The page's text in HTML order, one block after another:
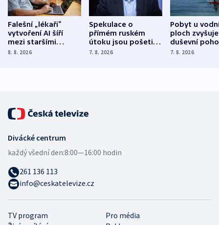
Falešní „lékaři“
vytvoření AI šíří
mezi staršími
Poláky nebezpečné
8. 8. 2026
Spekulace o
přímém ruském
útoku jsou pošetilé,
míní estonský
7. 8. 2026
Pobyt u
ploch zvyšuje
duševní
ukázala
7. 8. 2026
TV program
Pro média
Divácké centrum
každý všední den:8:00—16:00 hodin
261 136 113
info@ceskatelevize.cz